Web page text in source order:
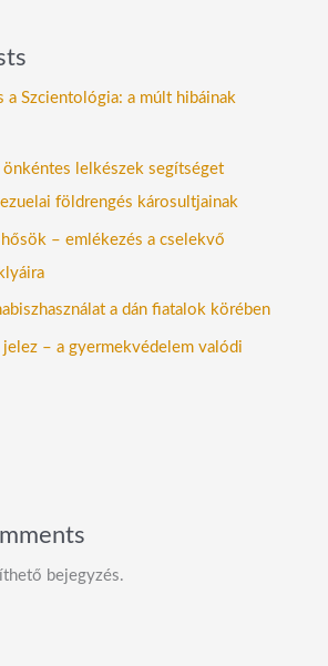
a Szcientológia: a múlt hibáinak
lelkészek segítséget
földrengés károsultjainak
– emlékezés a cselekvő
a dán fiatalok körében
– a gyermekvédelem valódi
bejegyzés.